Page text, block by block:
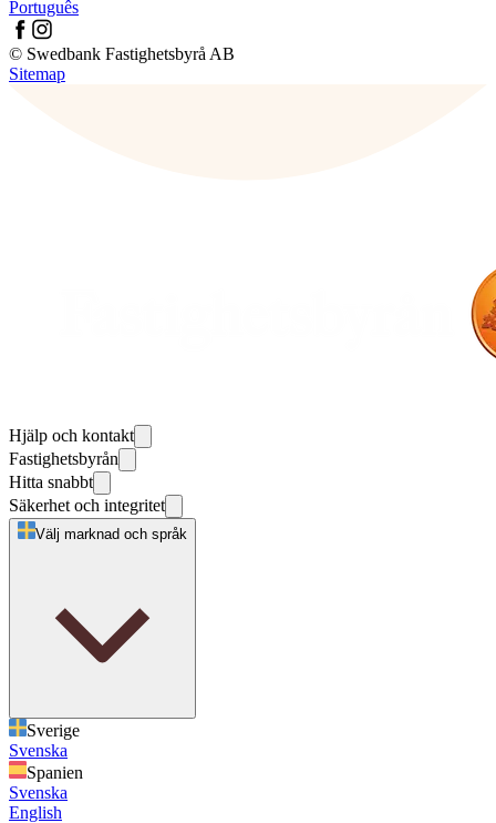
Português
© Swedbank Fastighetsbyrå AB
Sitemap
Hjälp och kontakt
Fastighetsbyrån
Hitta snabbt
Säkerhet och integritet
Välj marknad och språk
Sverige
Svenska
Spanien
Svenska
English